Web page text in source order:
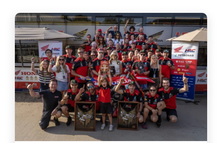
NEWS
LAVORA CON NOI
SHOP
ENGLISH